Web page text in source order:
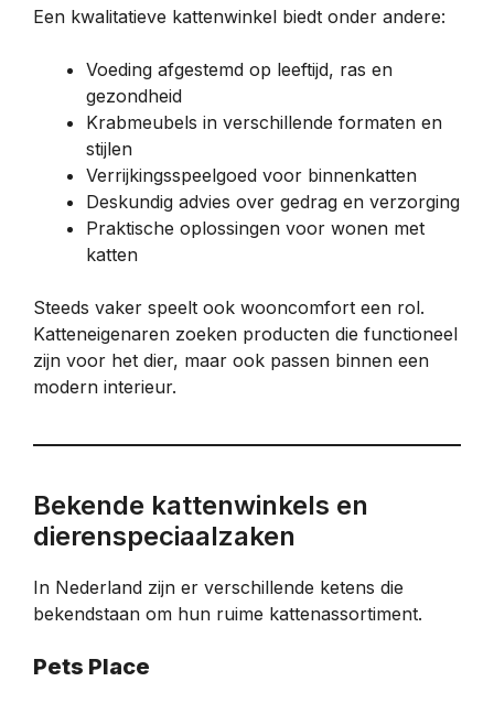
Een kwalitatieve kattenwinkel biedt onder andere:
Voeding afgestemd op leeftijd, ras en
gezondheid
Krabmeubels in verschillende formaten en
stijlen
Verrijkingsspeelgoed voor binnenkatten
Deskundig advies over gedrag en verzorging
Praktische oplossingen voor wonen met
katten
Steeds vaker speelt ook wooncomfort een rol.
Katteneigenaren zoeken producten die functioneel
zijn voor het dier, maar ook passen binnen een
modern interieur.
Bekende kattenwinkels en
dierenspeciaalzaken
In Nederland zijn er verschillende ketens die
bekendstaan om hun ruime kattenassortiment.
Pets Place